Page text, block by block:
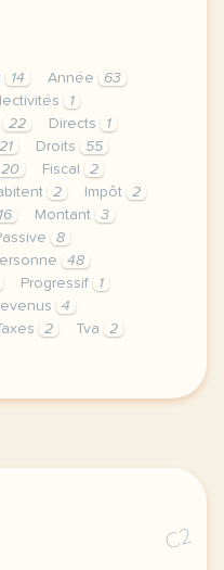
14 Année
63
1
22 Directs
1
21 Droits
55
20 Fiscal
2
2 Impôt
2
16 Montant
3
8
48
Progressif
1
4
2 Tva
2
marketing droit et
C2